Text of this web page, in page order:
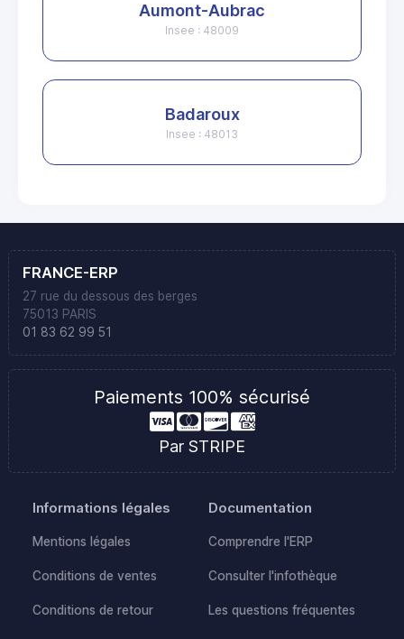
Aumont-Aubrac
Insee : 48009
Badaroux
Insee : 48013
FRANCE-ERP
27 rue du dessous des berges
75013 PARIS
01 83 62 99 51
Paiements 100% sécurisé
Par STRIPE
Informations légales
Mentions légales
Conditions de ventes
Conditions de retour
Documentation
Comprendre l'ERP
Consulter l'infothèque
Les questions fréquentes